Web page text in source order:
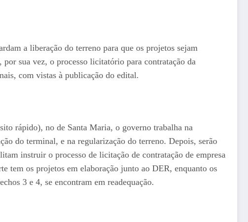
a liberação do terreno para que os projetos sejam
sua vez, o processo licitatório para contratação da
com vistas à publicação do edital.
rápido), no de Santa Maria, o governo trabalha na
do terminal, e na regularização do terreno. Depois, serão
instruir o processo de licitação de contratação de empresa
tem os projetos em elaboração junto ao DER, enquanto os
3 e 4, se encontram em readequação.